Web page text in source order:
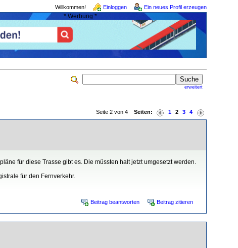
Willkommen! Einloggen Ein neues Profil erzeugen
* Werbung *
erweitert
Seite 2 von 4 Seiten: 1 2 3 4
für diese Trasse gibt es. Die müssten halt jetzt umgesetzt werden.
für den Fernverkehr.
Beitrag beantworten Beitrag zitieren